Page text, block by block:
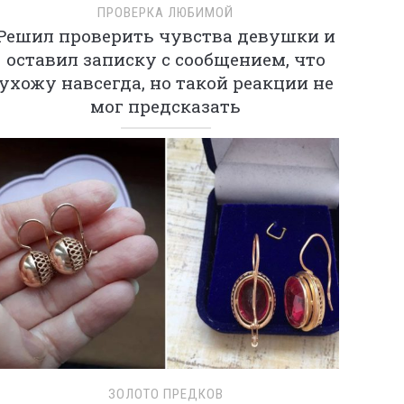
ПРОВЕРКА ЛЮБИМОЙ
проверить чувства девушки и
оставил записку с сообщением, что
навсегда, но такой реакции не
мог предсказать
ЗОЛОТО ПРЕДКОВ